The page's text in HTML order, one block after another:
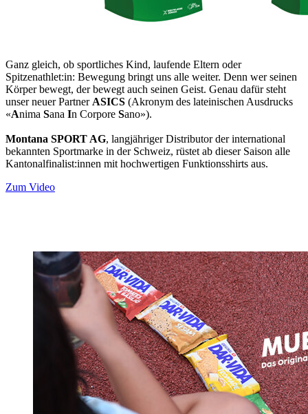
Ganz gleich, ob sportliches Kind, laufende Eltern oder
Spitzenathlet:in: Bewegung bringt uns alle weiter. Denn wer seinen
Körper bewegt, der bewegt auch seinen Geist. Genau dafür steht
unser neuer Partner ASICS (Akronym des lateinischen Ausdrucks
«Anima Sana In Corpore Sano»).
Montana SPORT AG, langjähriger Distributor der international
bekannten Sportmarke in der Schweiz, rüstet ab dieser Saison alle
Kantonalfinalist:innen mit hochwertigen Funktionsshirts aus.
Zum Video